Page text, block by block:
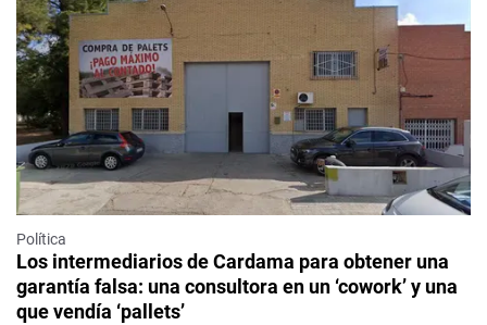
Política
Los intermediarios de Cardama para obtener una
garantía falsa: una consultora en un ‘cowork’ y una
que vendía ‘pallets’